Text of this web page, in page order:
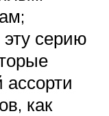
серию
как